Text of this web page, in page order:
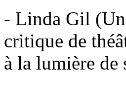
- Linda Gil
critique de
à la lumière de